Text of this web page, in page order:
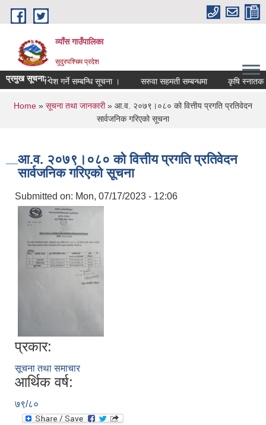
Skip to main content
व्याँस गाउँपालिका
सुदुरपश्चिम प्रदेश
प्रमुख सूचना::
पदमा आवेदन पेश गर्ने सम्बन्धि सूचना । सरुवा सहमती सम्बन्धमा कृषि स्नातक
You are here
Home » सूचना तथा जानकारी» आ.व. २०७९।०८० को वित्तीय प्रगति प्रतिवेदन
सार्वजनिक गरिएको सूचना
आ.व. २०७९।०८० को वित्तीय प्रगति प्रतिवेदन
सार्वजनिक गरिएको सूचना
Submitted on: Mon, 07/17/2023 - 12:06
प्रकार:
सूचना तथा समाचार
आर्थिक वर्ष:
७९/८०